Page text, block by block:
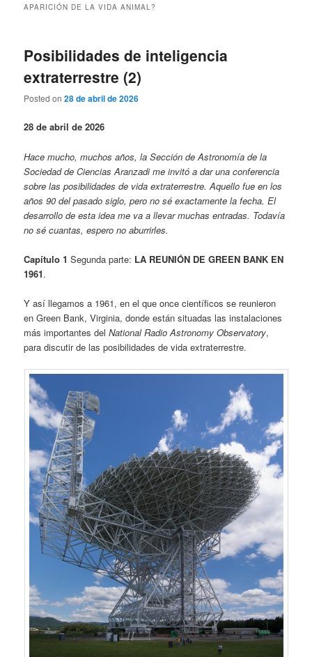
APARICIÓN DE LA VIDA ANIMAL?
Posibilidades de inteligencia
extraterrestre (2)
Posted on28 de abril de 2026
28 de abril de 2026
Hace mucho, muchos años, la Sección de Astronomía de la
Sociedad de Ciencias Aranzadi me invitó a dar una conferencia
sobre las posibilidades de vida extraterrestre. Aquello fue en los
años 90 del pasado siglo, pero no sé exactamente la fecha. El
desarrollo de esta idea me va a llevar muchas entradas. Todavía
no sé cuantas, espero no aburrirles.
Capítulo 1 Segunda parte: LA REUNIÓN DE GREEN BANK EN
1961.
Y así llegamos a 1961, en el que once científicos se reunieron
en Green Bank, Vir­ginia, donde están situadas las instalaciones
más importantes delNational Radio Astron­omy Observatory,
para discutir de las posibi­lidades de vida extraterrestre.